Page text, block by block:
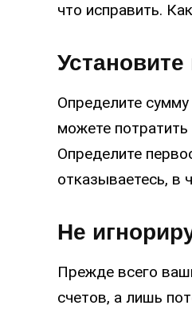
что исправить.
Определите
можете
Определите
отказываетесь, в
Не
Прежде всего
счетов, а лишь